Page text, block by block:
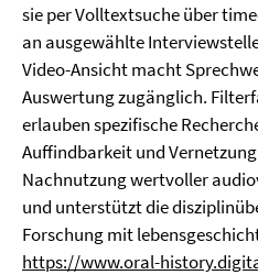
sie per Volltextsuche über
an ausgewählte
Video-Ansicht macht
Auswertung zugänglich.
erlauben spezifische
Auffindbarkeit und
Nachnutzung wertvoller
und unterstützt die
Forschung mit
https://www.oral-